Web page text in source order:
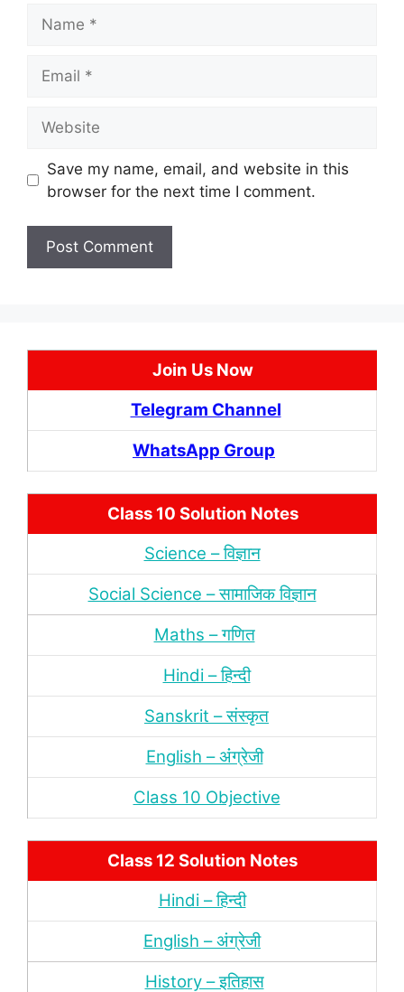
Save my name, email, and website in this
browser for the next time I comment.
Join Us Now
Telegram Channel
WhatsApp Group
Class 10 Solution Notes
Science – विज्ञान
Social Science – सामाजिक विज्ञान
Maths – गणित
Hindi – हिन्‍दी
Sanskrit – संस्‍कृत
English – अंंग्रेजी
Class 10 Objective
Class 12 Solution Notes
Hindi – हिन्‍दी
English – अंग्रेजी
History – इतिहास